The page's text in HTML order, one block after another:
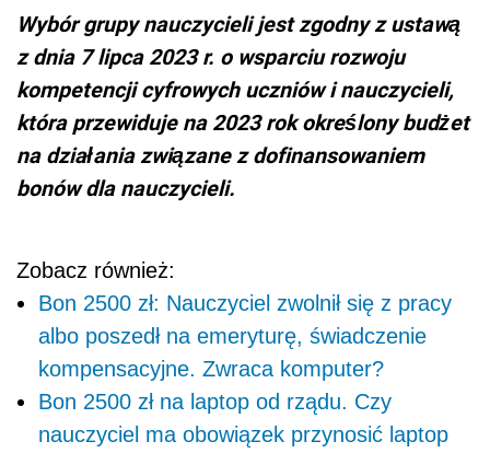
Wybór grupy nauczycieli jest zgodny z ustawą
z dnia 7 lipca 2023 r. o wsparciu rozwoju
kompetencji cyfrowych uczniów i nauczycieli,
która przewiduje na 2023 rok określony budżet
na działania związane z dofinansowaniem
bonów dla nauczycieli.
Zobacz również:
Bon 2500 zł: Nauczyciel zwolnił się z pracy
albo poszedł na emeryturę, świadczenie
kompensacyjne. Zwraca komputer?
Bon 2500 zł na laptop od rządu. Czy
nauczyciel ma obowiązek przynosić laptop